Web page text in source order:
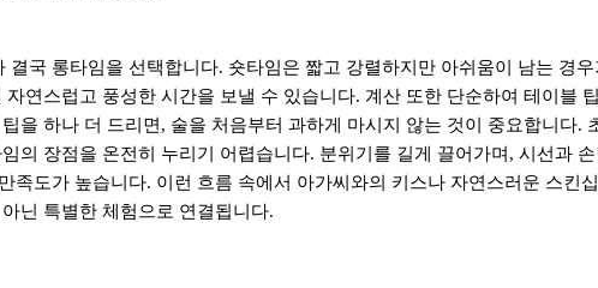
결국 롱타임을 선택합니다. 숏타임은 짧고 강렬하지만 아쉬움이 남는 경우
연스럽고 풍성한 시간을 보낼 수 있습니다. 계산 또한 단순하여 테이블
을 하나 더 드리면, 술을 처음부터 과하게 마시지 않는 것이 중요합니다.
의 장점을 온전히 누리기 어렵습니다. 분위기를 길게 끌어가며, 시선과 손
족도가 높습니다. 이런 흐름 속에서 아가씨와의 키스나 자연스러운 스킨
닌 특별한 체험으로 연결됩니다.